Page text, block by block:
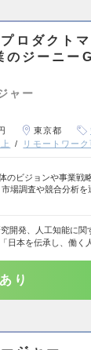
プロダクト
のジーニー
ャー
東京都
リモートワーク
のビジョンや事業戦
場調査や競合分析を
開発、人工知能に関
日本を伝承し、働く
り